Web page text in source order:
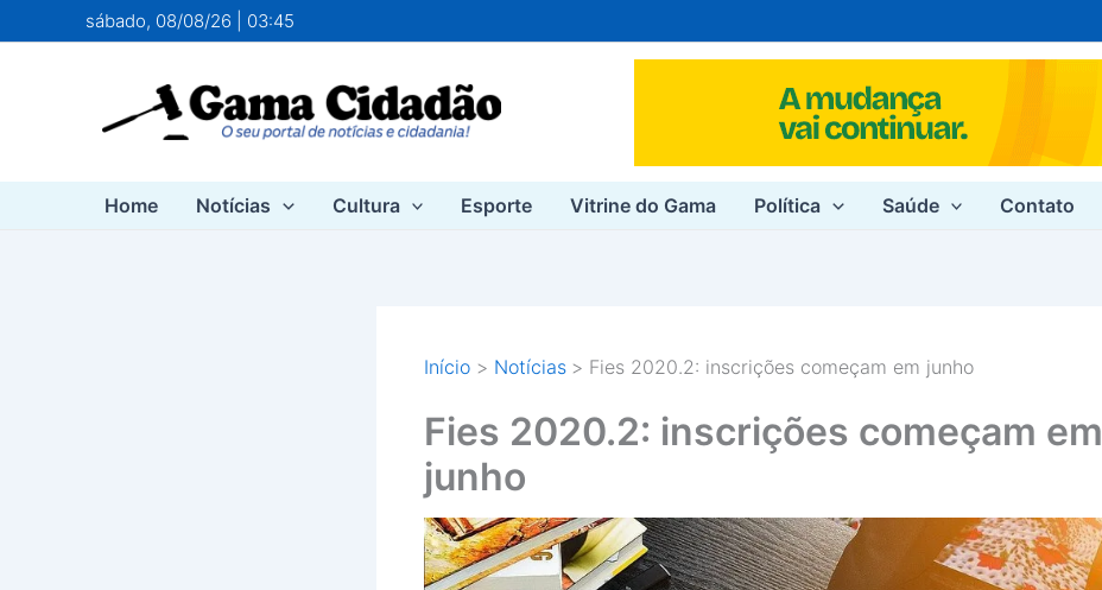
para
sábado, 08/08/26 | 03:45
Home Notícias Cultura Esporte Vitrine do Gama Política Saúde Contato
Início Notícias Fies 2020.2: inscrições começam em junho
Fies 2020.2: inscrições começam em
junho